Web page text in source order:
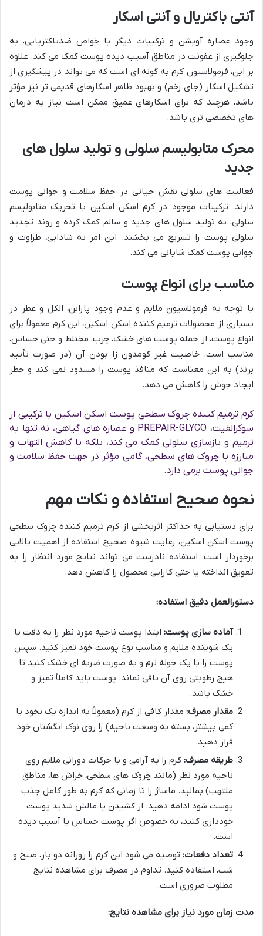
آنتی باکتریال و آنتی اسکار
وجود عصاره آویشن و ترکیبات دیگر با خواص ضدباکتریایی، به
جلوگیری از عفونت در مناطق آسیب دیده پوست کمک می کند. علاوه
بر این، فرمولاسیون کرم به گونه ای است که می تواند در پیشگیری از
تشکیل اسکار (جای زخم) و بهبود ظاهر اسکارهای قدیمی تر نیز مؤثر
باشد، هرچند که برای اسکارهای عمیق ممکن است نیاز به درمان
های تخصصی تری باشد.
محرک متابولیسم سلولی و تولید سلول های
جدید
فعالیت های سلولی نقش حیاتی در حفظ سلامت و جوانی پوست
دارند. ترکیبات موجود در کرم اسکن اسکین با تحریک متابولیسم
سلولی، به تولید سلول های جدید و سالم کمک کرده و روند تجدید
سلولی پوست را تسریع می بخشند. این امر به شادابی، طراوت و
جوانی پوست کمک شایانی می کند.
مناسب برای انواع پوست
با توجه به فرمولاسیون ملایم و عدم وجود پارابن، الکل و عطر در
بسیاری از محصولات ترمیم کننده اسکن اسکین، این کرم معمولاً برای
انواع پوست، از جمله پوست های خشک، چرب، مختلط و حتی حساس،
مناسب است. خاصیت غیر کومدون زا بودن آن (در صورت تأیید
برند) به این معناست که منافذ پوست را مسدود نمی کند و خطر
ایجاد جوش را کاهش می دهد.
کرم ترمیم کننده چروک سطحی پوست اسکن اسکین با ترکیبی از
سوکرالفیت، PREPAIR-GLYCO و عصاره های گیاهی، نه تنها به
ترمیم و بازسازی سلولی کمک می کند، بلکه با کاهش التهاب و
مبارزه با چروک های سطحی، گامی مؤثر در جهت حفظ سلامت و
جوانی پوست برمی دارد.
نحوه صحیح استفاده و نکات مهم
برای دستیابی به حداکثر اثربخشی از کرم ترمیم کننده چروک سطحی
پوست اسکن اسکین، رعایت شیوه صحیح استفاده از اهمیت بالایی
برخوردار است. استفاده نادرست می تواند نتایج مورد انتظار را به
تعویق انداخته یا حتی کارایی محصول را کاهش دهد.
دستورالعمل دقیق استفاده:
آماده سازی پوست: ابتدا پوست ناحیه مورد نظر را به دقت با
یک شوینده ملایم و مناسب نوع پوست خود تمیز کنید. سپس
پوست را با یک حوله نرم و به صورت ضربه ای خشک کنید تا
هیچ رطوبتی روی آن باقی نماند. پوست باید کاملاً تمیز و
خشک باشد.
مقدار مصرف: مقدار کافی از کرم (معمولاً به اندازه یک نخود یا
کمی بیشتر، بسته به وسعت ناحیه) را روی نوک انگشتان خود
قرار دهید.
طریقه مصرف: کرم را به آرامی و با حرکات دورانی ملایم روی
ناحیه مورد نظر (مانند چروک های سطحی، خراش ها، مناطق
ملتهب) بمالید. ماساژ را تا زمانی که کرم به طور کامل جذب
پوست شود ادامه دهید. از کشیدن یا مالش شدید پوست
خودداری کنید، به خصوص اگر پوست حساس یا آسیب دیده
است.
تعداد دفعات: توصیه می شود این کرم را روزانه دو بار، صبح و
شب، استفاده کنید. تداوم در مصرف برای مشاهده نتایج
مطلوب ضروری است.
مدت زمان مورد نیاز برای مشاهده نتایج: